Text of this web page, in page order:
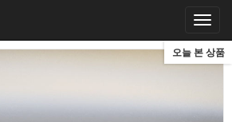
오늘 본 상품